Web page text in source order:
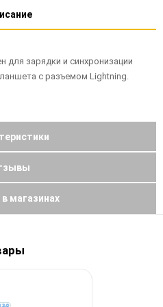
для зарядки и синхронизации
с разъемом Lightning.
магазинах